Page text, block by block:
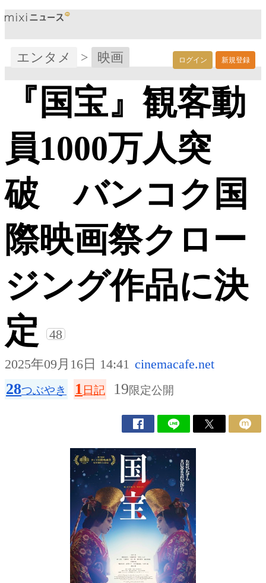
ログイン 新規登録
エンタメ > 映画
『国宝』観客動
員1000万人突
破 バンコク国
際映画祭クロー
ジング作品に決
定
48
2025年09月16日 14:41 cinemacafe.net
28つぶやき 1 日記 19限定公開